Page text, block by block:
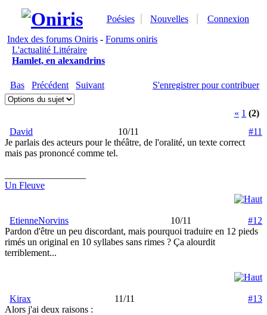
Poésies Nouvelles
Connexion
Index des forums Oniris - Forums oniris
L'actualité Littéraire
Hamlet, en alexandrins
Bas Précédent Suivant S'enregistrer pour contribuer
« 1 (2)
David
10/11
#11
Je parlais des acteurs pour le théâtre, de l'oralité, un texte correct
mais pas prononcé comme tel.
Un Fleuve
EtienneNorvins 10/11
#12
Pardon d'être un peu discordant, mais pourquoi traduire en 12 pieds
rimés un original en 10 syllabes sans rimes ? Ça alourdit
terriblement...
Kirax 11/11
#13
Alors j'ai deux raisons :